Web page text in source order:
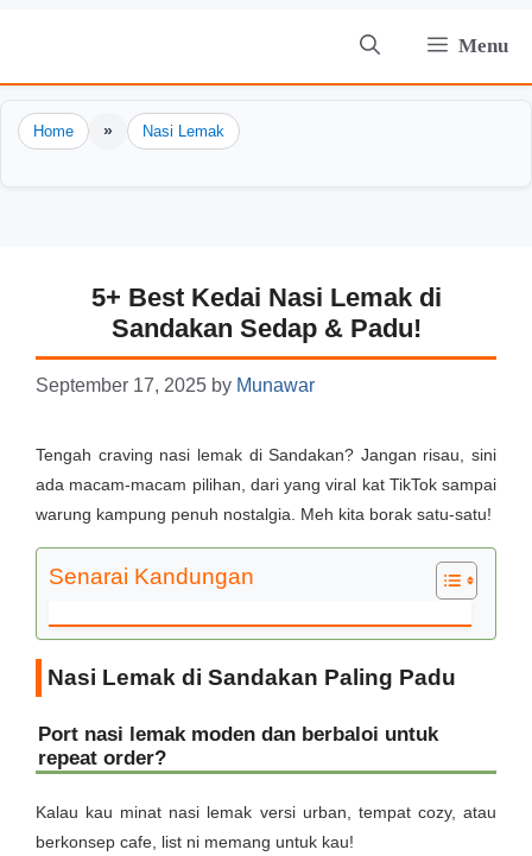
content
Menu
Home » Nasi Lemak
5+ Best Kedai Nasi Lemak di
Sandakan Sedap & Padu!
September 17, 2025 by Munawar
Tengah craving nasi lemak di Sandakan? Jangan risau, sini
ada macam-macam pilihan, dari yang viral kat TikTok sampai
warung kampung penuh nostalgia. Meh kita borak satu-satu!
Senarai Kandungan
Nasi Lemak di Sandakan Paling Padu
Port nasi lemak moden dan berbaloi untuk
repeat order?
Kalau kau minat nasi lemak versi urban, tempat cozy, atau
berkonsep cafe, list ni memang untuk kau!